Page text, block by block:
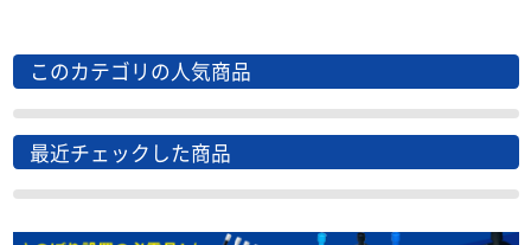
このカテゴリの人気商品
最近チェックした商品